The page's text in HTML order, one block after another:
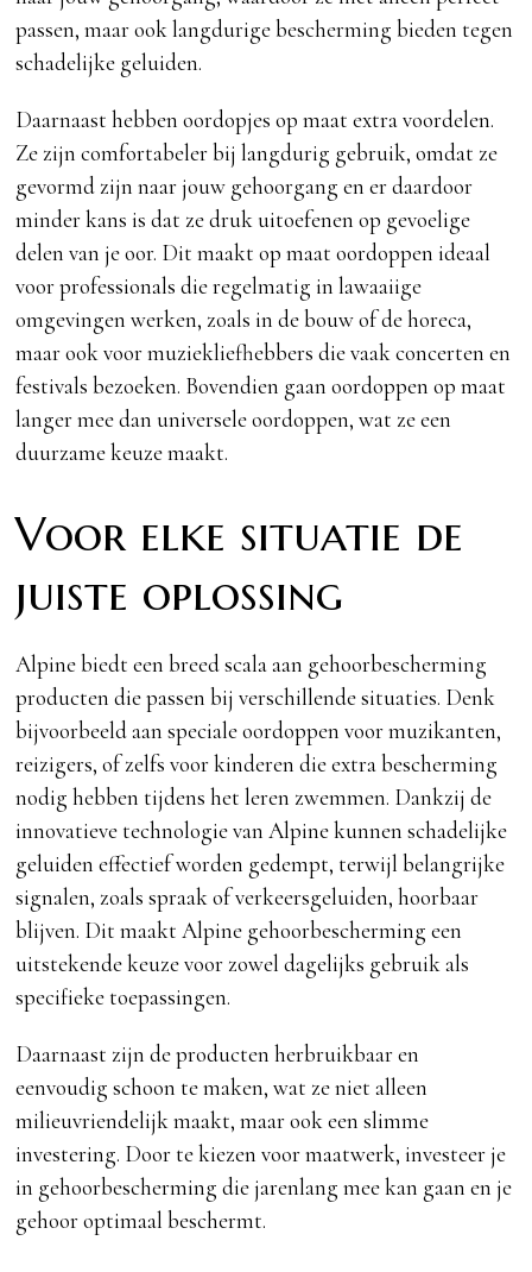
passen, maar ook langdurige bescherming bieden tegen
schadelijke geluiden.
Daarnaast hebben oordopjes op maat extra voordelen.
Ze zijn comfortabeler bij langdurig gebruik, omdat ze
gevormd zijn naar jouw gehoorgang en er daardoor
minder kans is dat ze druk uitoefenen op gevoelige
delen van je oor. Dit maakt op maat oordoppen ideaal
voor professionals die regelmatig in lawaaiige
omgevingen werken, zoals in de bouw of de horeca,
maar ook voor muziekliefhebbers die vaak concerten en
festivals bezoeken. Bovendien gaan oordoppen op maat
langer mee dan universele oordoppen, wat ze een
duurzame keuze maakt.
Voor elke situatie de
juiste oplossing
Alpine biedt een breed scala aan gehoorbescherming
producten die passen bij verschillende situaties. Denk
bijvoorbeeld aan speciale oordoppen voor muzikanten,
reizigers, of zelfs voor kinderen die extra bescherming
nodig hebben tijdens het leren zwemmen. Dankzij de
innovatieve technologie van Alpine kunnen schadelijke
geluiden effectief worden gedempt, terwijl belangrijke
signalen, zoals spraak of verkeersgeluiden, hoorbaar
blijven. Dit maakt Alpine gehoorbescherming een
uitstekende keuze voor zowel dagelijks gebruik als
specifieke toepassingen.
Daarnaast zijn de producten herbruikbaar en
eenvoudig schoon te maken, wat ze niet alleen
milieuvriendelijk maakt, maar ook een slimme
investering. Door te kiezen voor maatwerk, investeer je
in gehoorbescherming die jarenlang mee kan gaan en je
gehoor optimaal beschermt.